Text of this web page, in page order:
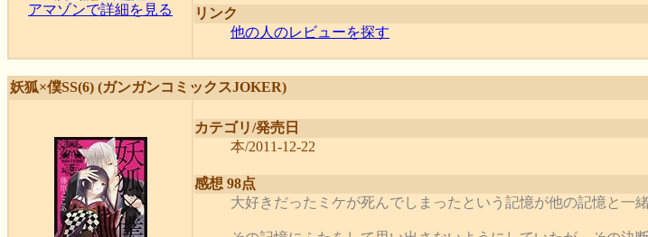
アマゾンで詳細を見る
リンク
他の人のレビューを探す
妖狐×僕SS(6) (ガンガンコミックスJOKER)
カテゴリ/発売日
本/2011-12-22
感想 98点
大好きだったミケが死んでしまったという記憶が他の記憶と一